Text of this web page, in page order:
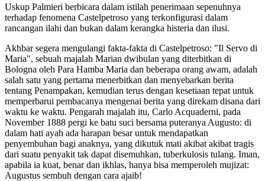
Uskup Palmieri berbicara dalam istilah penerimaan sepenuhnya
terhadap fenomena Castelpetroso yang terkonfigurasi dalam
rancangan ilahi dan bukan dalam kerangka histeria dan ilusi.
Akhbar segera mengulangi fakta-fakta di Castelpetroso: "Il Servo di
Maria", sebuah majalah Marian dwibulan yang diterbitkan di
Bologna oleh Para Hamba Maria dan beberapa orang awam, adalah
salah satu yang pertama menerbitkan dan menyebarkan berita
tentang Penampakan, kemudian terus dengan kesetiaan tepat untuk
memperbarui pembacanya mengenai berita yang direkam disana dari
waktu ke waktu. Pengarah majalah itu, Carlo Acquaderni, pada
November 1888 pergi ke batu suci bersama puteranya Augusto: di
dalam hati ayah ada harapan besar untuk mendapatkan
penyembuhan bagi anaknya, yang dikutuk mati akibat akibat tragis
dari suatu penyakit tak dapat disemuhkan, tuberkulosis tulang. Iman,
apabila ia kuat, benar dan ikhlas, hanya bisa memperoleh mujizat:
Augustus sembuh dengan cara ajaib!